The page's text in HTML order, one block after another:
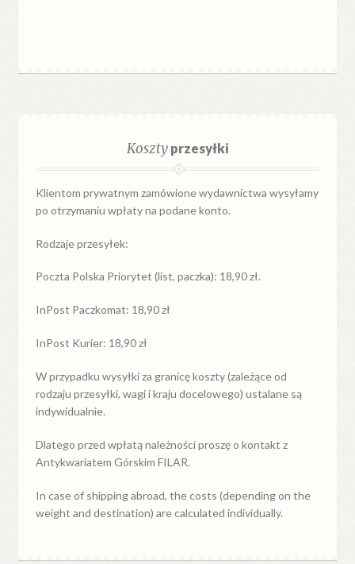
Kosztyprzesyłki
Klientom prywatnym zamówione wydawnictwa wysyłamy
po otrzymaniu wpłaty na podane konto.
Rodzaje przesyłek:
Poczta Polska Priorytet (list, paczka): 18,90 zł.
InPost Paczkomat: 18,90 zł
InPost Kurier: 18,90 zł
W przypadkuwysyłkiza granicękoszty (zależące od
rodzaju przesyłki, wagi i kraju docelowego) ustalane są
indywidualnie.
Dlatego przed wpłatą należności proszę o kontakt z
Antykwariatem Górskim FILAR.
In case of shipping abroad, the costs (depending on the
weight and destination) are calculated individually.